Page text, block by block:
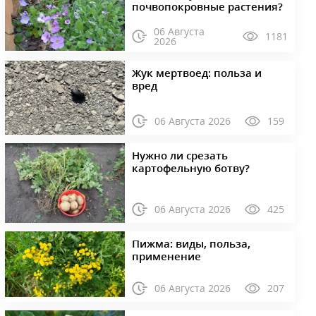
почвопокровные растения?
06 Августа
2026 1181
Жук мертвоед: польза и
вред
06 Августа 2026 159
Нужно ли срезать
картофельную ботву?
06 Августа 2026 425
Пижма: виды, польза,
применение
06 Августа 2026 207